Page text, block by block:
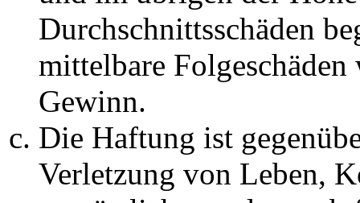
Durchschnittsschäden
mittelbare Folgeschäden
Gewinn.
Die Haftung ist
Verletzung von Leben,